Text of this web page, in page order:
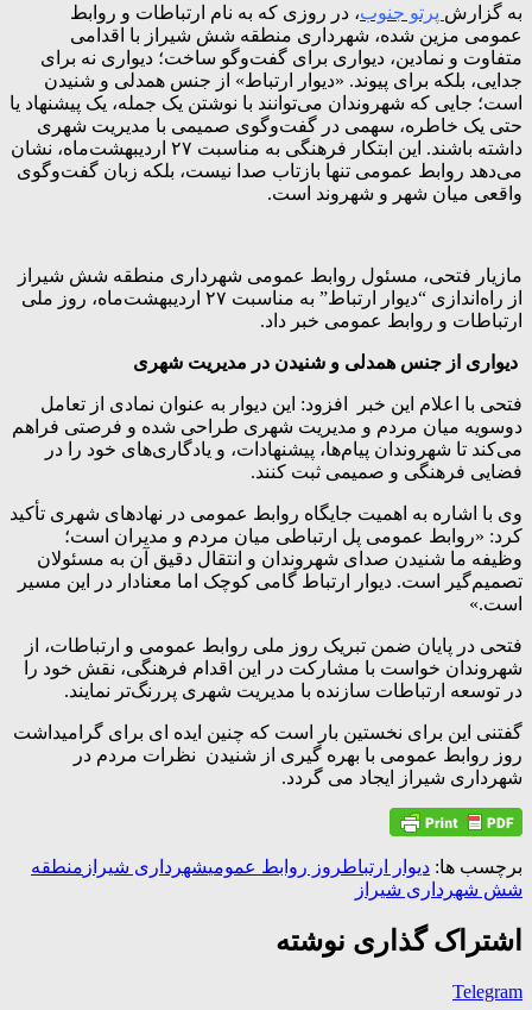
به گزارش پرتو جنوب، در روزی که به نام ارتباطات و روابط
عمومی مزین شده، شهرداری منطقه شش شیراز با اقدامی
متفاوت و نمادین، دیواری برای گفت‌وگو ساخت؛ دیواری نه برای
جدایی، بلکه برای پیوند. «دیوار ارتباط» از جنس همدلی و شنیدن
است؛ جایی که شهروندان می‌توانند با نوشتن یک جمله، یک پیشنهاد یا
حتی یک خاطره، سهمی در گفت‌وگوی صمیمی با مدیریت شهری
داشته باشند. این ابتکار فرهنگی به مناسبت ۲۷ اردیبهشت‌ماه، نشان
می‌دهد روابط عمومی تنها بازتاب صدا نیست، بلکه زبان گفت‌وگوی
واقعی میان شهر و شهروند است.
مازیار فتحی، مسئول روابط عمومی شهرداری منطقه شش شیراز
از راه‌اندازی “دیوار ارتباط” به مناسبت ۲۷ اردیبهشت‌ماه، روز ملی
ارتباطات و روابط عمومی خبر داد.
دیواری از جنس همدلی و شنیدن در مدیریت شهری
فتحی با اعلام این خبر افزود: این دیوار به عنوان نمادی از تعامل
دوسویه میان مردم و مدیریت شهری طراحی شده و فرصتی فراهم
می‌کند تا شهروندان پیام‌ها، پیشنهادات، و یادگاری‌های خود را در
فضایی فرهنگی و صمیمی ثبت کنند.
وی با اشاره به اهمیت جایگاه روابط عمومی در نهادهای شهری تأکید
کرد: «روابط عمومی پل ارتباطی میان مردم و مدیران است؛
وظیفه ما شنیدن صدای شهروندان و انتقال دقیق آن به مسئولان
تصمیم‌گیر است. دیوار ارتباط گامی کوچک اما معنادار در این مسیر
است.»
فتحی در پایان ضمن تبریک روز ملی روابط عمومی و ارتباطات، از
شهروندان خواست با مشارکت در این اقدام فرهنگی، نقش خود را
در توسعه ارتباطات سازنده با مدیریت شهری پررنگ‌تر نمایند.
گفتنی این برای نخستین بار است که چنین ایده ای برای گرامیداشت
روز روابط عمومی با بهره گیری از شنیدن نظرات مردم در
شهرداری شیراز ایجاد می گردد.
برچسب ها: دیوار ارتباطروز روابط عمومیشهرداری شیراز منطقه
شش شهرداری شیراز
اشتراک گذاری نوشته
Telegram